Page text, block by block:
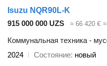
Isuzu NQR90L-K
915 000 000 UZS
≈ 66 420 €
Коммунальная техника -
2024
Состояние новый